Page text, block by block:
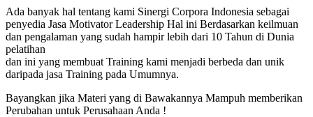
Ada banyak hal tentang kami Sinergi Corpora Indonesia sebagai
penyedia Jasa Motivator Leadership Hal ini Berdasarkan keilmuan
dan pengalaman yang sudah hampir lebih dari 10 Tahun di Dunia
pelatihan
dan ini yang membuat Training kami menjadi berbeda dan unik
daripada jasa Training pada Umumnya.
Bayangkan jika Materi yang di Bawakannya Mampuh memberikan
Perubahan untuk Perusahaan Anda !